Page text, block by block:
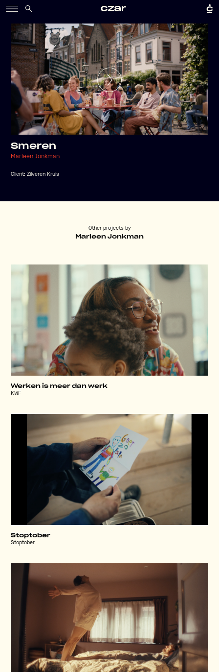
Smeren
Marleen Jonkman
Client:Zilveren Kruis
Other projects by
Marleen Jonkman
Werken is meer dan werk
KWF
Stoptober
Stoptober